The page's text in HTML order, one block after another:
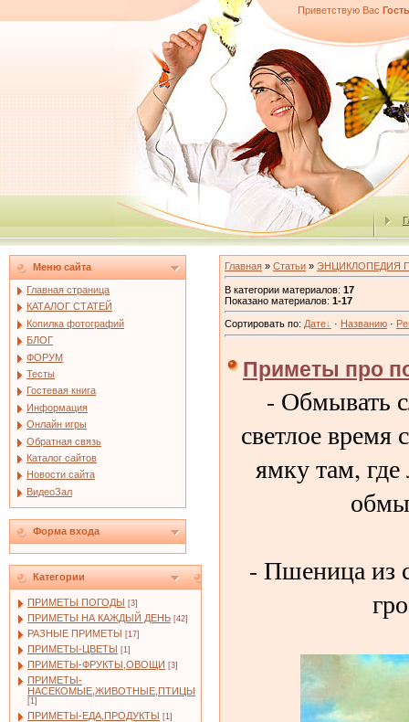
Приветствую Вас Гость
Меню сайта
Главная страница
КАТАЛОГ СТАТЕЙ
Копилка фотографий
БЛОГ
ФОРУМ
Тесты
Гостевая книга
Информация
Онлайн игры
Обратная связь
Каталог сайтов
Новости сайта
ВидеоЗал
Форма входа
Категории
ПРИМЕТЫ ПОГОДЫ [3]
ПРИМЕТЫ НА КАЖДЫЙ ДЕНЬ [42]
РАЗНЫЕ ПРИМЕТЫ [17]
ПРИМЕТЫ-ЦВЕТЫ [1]
ПРИМЕТЫ-ФРУКТЫ,ОВОЩИ [3]
ПРИМЕТЫ-
НАСЕКОМЫЕ,ЖИВОТНЫЕ,ПТИЦЫ
[1]
ПРИМЕТЫ-ЕДА,ПРОДУКТЫ [1]
Главная » Статьи » ЭНЦИКЛОПЕДИЯ
В категории материалов: 17
Показано материалов: 1-17
Сортировать по: Дате · Названию ·
Приметы про
- Обмывать
светлое
ямку там,
- Пшеница из